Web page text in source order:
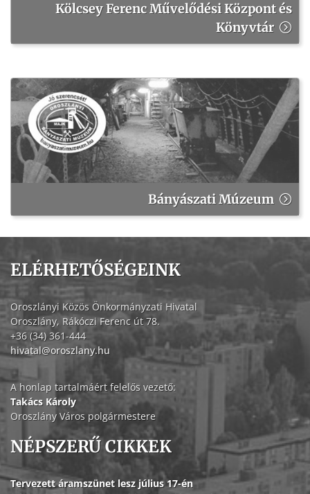
Kölcsey Ferenc Művelődési Központ és
Könyvtár
Bányászati Múzeum
ELÉRHETŐSÉGEINK
Oroszlányi Közös Önkormányzati Hivatal
Oroszlány, Rákóczi Ferenc út 78.
+36 (34) 361-444
hivatal@oroszlany.hu
A honlap tartalmáért felelős vezető:
Takács Károly
Oroszlány Város polgármestere
NÉPSZERŰ CIKKEK
Tervezett áramszünet lesz július 17-én